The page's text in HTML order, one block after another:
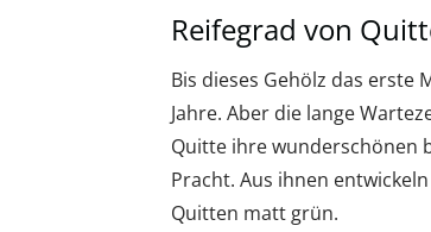
Reifegrad von
Bis dieses Gehölz das erste
Jahre. Aber die lange
Quitte ihre wunderschönen
Pracht. Aus ihnen
Quitten matt grün.